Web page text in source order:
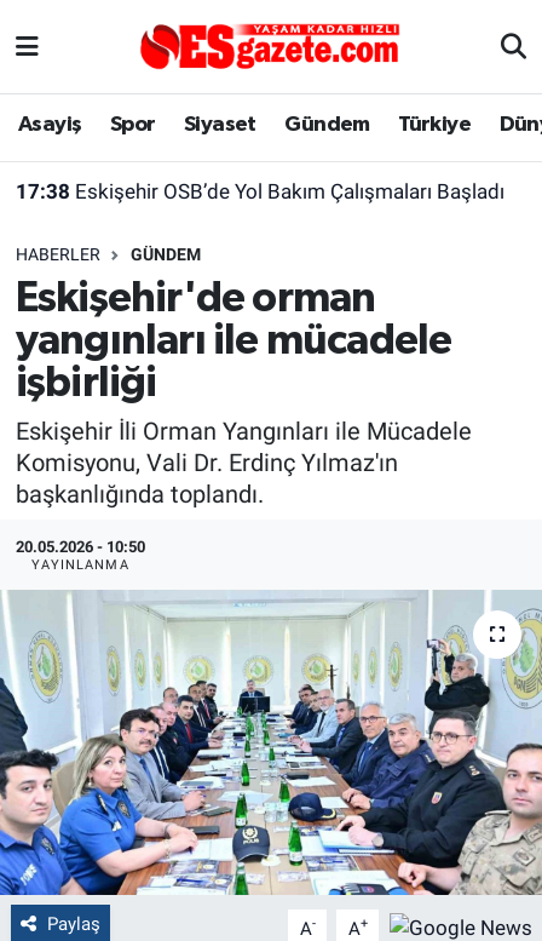
Asayiş Spor Siyaset Gündem Türkiye
17:38 Eskişehir OSB’de Yol Bakım Çalışmaları Başladı
HABERLER GÜNDEM
Eskişehir'de orman
yangınları ile mücadele
işbirliği
Eskişehir İli Orman Yangınları ile Mücadele
Komisyonu, Vali Dr. Erdinç Yılmaz'ın
başkanlığında toplandı.
20.05.2026 - 10:50
YAYINLANMA
Paylaş A- A+
Asayiş
Gündem
Türkiye
Dünya
Sağlık
Yaşam
Eskişehirspor Arşivi
Eskişehir Arşivi
Röportaj
Ekonomi
Politika
Bilecik
Kütahya
Gezi
Genel
Çevre
Eskişehir Nöbetçi Eczaneler
Süper Lig Puan Durumu ve Fikstür
Tüm Manşetler
Son Dakika Haberleri
Haber Arşivi